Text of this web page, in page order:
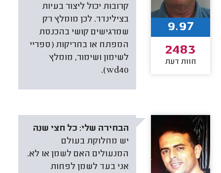
קרובות יכול ליצור בעיות
בצילינדר. לכן מומלץ רק
שמרגישים קושי בהכנסת
המפתח או בחריקות (ספריי
לשימון ושימור, מומלץ
wd40).
9.97
2483
חוות דעת
הבחירה שלי: כל חצי שנה
יש מחלוקת בעולם
המנעולים האם לשמן או לא.
אני בעד לשמן לפחות